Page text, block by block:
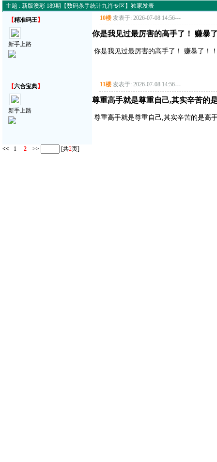
主题 : 新版澳彩 189期【数码杀手统计九肖专区】独家发表
【精准码王】
新手上路
10楼 发表于: 2026-07-08 14:56---
你是我见过最厉害的高手了！ 赚暴
你是我见过最厉害的高手了！ 赚暴了！
【六合宝典】
新手上路
11楼 发表于: 2026-07-08 14:56---
尊重高手就是尊重自己,其实辛苦的
尊重高手就是尊重自己,其实辛苦的是高
<< 1 2 >> [共2页]